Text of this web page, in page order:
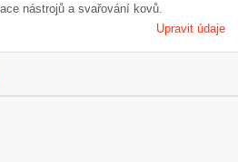
nástrojů a svařování kovů.
Upravit údaje